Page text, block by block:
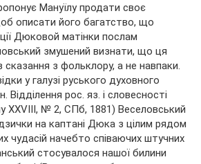
Мануїлу продати своє
описати його багатство, що
Дюковой матінки послам
змушений визнати, що ця
з фольклору, а не навпаки.
у галузі руського духовного
Відділення рос. яз. і словесності
XXVIII, № 2, СПб, 1881) Веселовський
на каптані Дюка з цілим рядом
чудасій начебто співаючих штучних
стосувалося нашої билини